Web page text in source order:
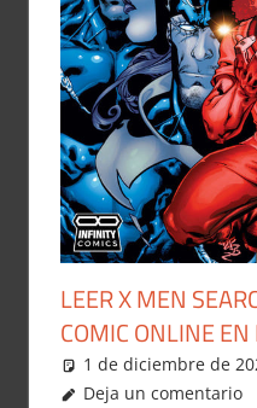
LEER X MEN
COMIC ONLINE
1 de diciembre de
Deja un comentario